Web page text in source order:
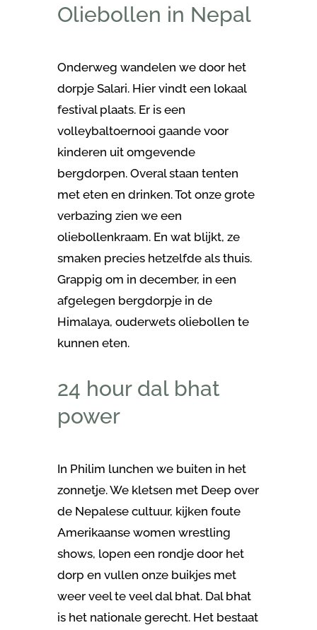
Oliebollen in Nepal
Onderweg wandelen we door het
dorpje Salari. Hier vindt een lokaal
festival plaats. Er is een
volleybaltoernooi gaande voor
kinderen uit omgevende
bergdorpen. Overal staan tenten
met eten en drinken. Tot onze grote
verbazing zien we een
oliebollenkraam. En wat blijkt, ze
smaken precies hetzelfde als thuis.
Grappig om in december, in een
afgelegen bergdorpje in de
Himalaya, ouderwets oliebollen te
kunnen eten.
24 hour dal bhat
power
In Philim lunchen we buiten in het
zonnetje. We kletsen met Deep over
de Nepalese cultuur, kijken foute
Amerikaanse women wrestling
shows, lopen een rondje door het
dorp en vullen onze buikjes met
weer veel te veel dal bhat. Dal bhat
is het nationale gerecht. Het bestaat